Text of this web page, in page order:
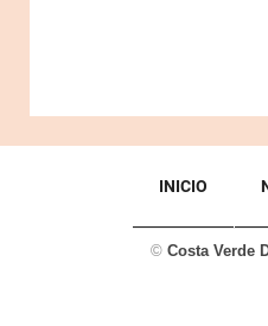
INICIO
© Costa Verde